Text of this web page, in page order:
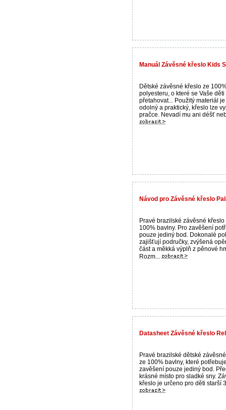
Manuál Závěsné křeslo Kids
Dětské závěsné křeslo ze
polyesteru, o které se Vaše
přetahovat... Použitý materiál
odolný a praktický, křeslo lze
pračce. Nevadí mu ani déšť
Návod pro Závěsné křeslo
Pravé brazilské závěsné křeslo
100% bavlny. Pro zavěšení
pouze jediný bod. Dokonalé
zajišťují područky, zvýšená
část a měkká výplň z pěnové
Rozm...
Datasheet Závěsné křeslo
Pravé brazilské dětské
ze 100% bavlny, které
zavěšení pouze jediný bod.
krásné místo pro sladké sny.
křeslo je určeno pro děti starší